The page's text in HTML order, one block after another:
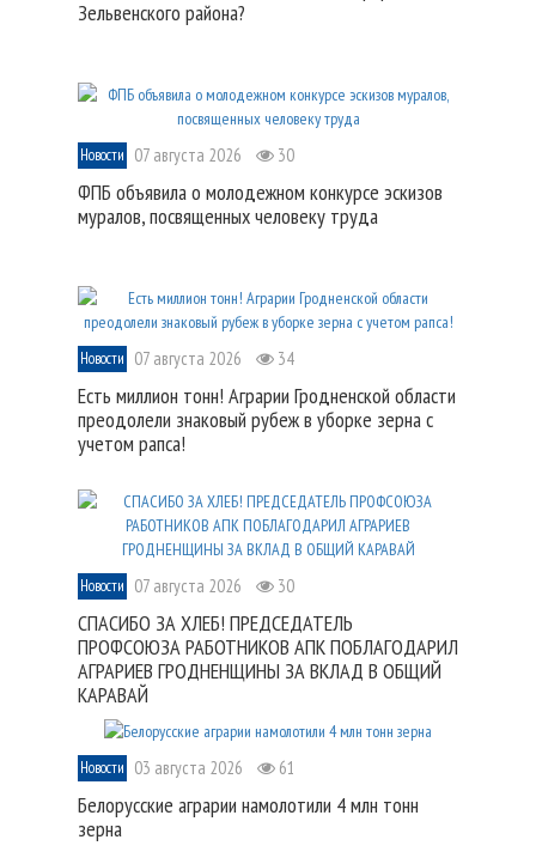
Зельвенского района?
Новости 07 августа 2026 30
ФПБ объявила о молодежном конкурсе эскизов
муралов, посвященных человеку труда
Новости 07 августа 2026 34
Есть миллион тонн! Аграрии Гродненской области
преодолели знаковый рубеж в уборке зерна с
учетом рапса!
Новости 07 августа 2026 30
СПАСИБО ЗА ХЛЕБ! ПРЕДСЕДАТЕЛЬ
ПРОФСОЮЗА РАБОТНИКОВ АПК ПОБЛАГОДАРИЛ
АГРАРИЕВ ГРОДНЕНЩИНЫ ЗА ВКЛАД В ОБЩИЙ
КАРАВАЙ
Новости 03 августа 2026 61
Белорусские аграрии намолотили 4 млн тонн
зерна